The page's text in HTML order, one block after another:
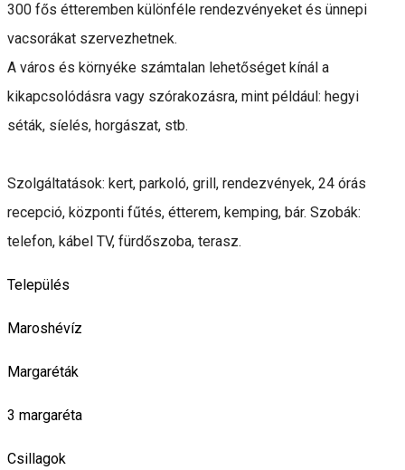
300 fős étteremben különféle rendezvényeket és ünnepi
vacsorákat szervezhetnek.
A város és környéke számtalan lehetőséget kínál a
kikapcsolódásra vagy szórakozásra, mint például: hegyi
séták, síelés, horgászat, stb.
Szolgáltatások: kert, parkoló, grill, rendezvények, 24 órás
recepció, központi fűtés, étterem, kemping, bár. Szobák:
telefon, kábel TV, fürdőszoba, terasz.
Település
Maroshévíz
Margaréták
3 margaréta
Csillagok